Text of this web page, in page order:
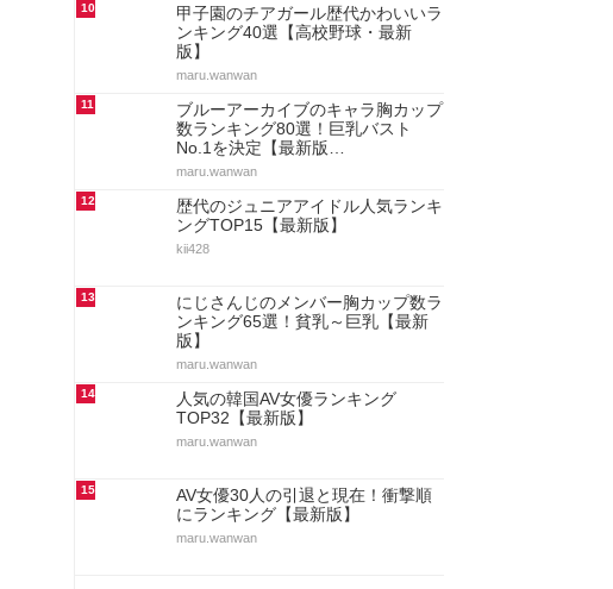
10
甲子園のチアガール歴代かわいいラ
ンキング40選【高校野球・最新
版】
maru.wanwan
11
ブルーアーカイブのキャラ胸カップ
数ランキング80選！巨乳バスト
No.1を決定【最新版…
maru.wanwan
12
歴代のジュニアアイドル人気ランキ
ングTOP15【最新版】
kii428
13
にじさんじのメンバー胸カップ数ラ
ンキング65選！貧乳～巨乳【最新
版】
maru.wanwan
14
人気の韓国AV女優ランキング
TOP32【最新版】
maru.wanwan
15
AV女優30人の引退と現在！衝撃順
にランキング【最新版】
maru.wanwan